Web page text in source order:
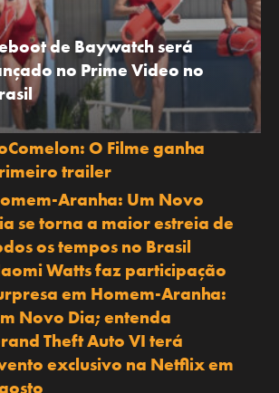
de Baywatch será
no Prime Video no
O Filme ganha
trailer
Aranha: Um Novo
se torna a maior estreia de
os tempos no Brasil
Watts faz participação
em Homem-Aranha:
Novo Dia; entenda
Theft Auto VI terá
exclusivo na Netflix em